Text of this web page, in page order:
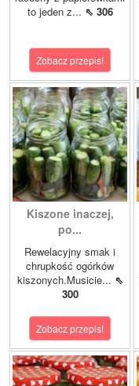
to jeden z... ⇖ 306
Zobacz przepis!
Kiszone inaczej,
po...
Rewelacyjny smak i
chrupkość ogórków
kiszonych.Musicie... ⇖
300
Zobacz przepis!